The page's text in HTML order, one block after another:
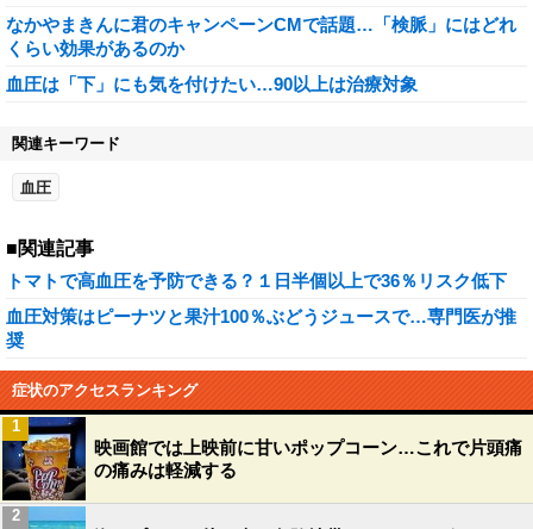
なかやまきんに君のキャンペーンCMで話題…「検脈」にはどれ
くらい効果があるのか
血圧は「下」にも気を付けたい…90以上は治療対象
関連キーワード
血圧
■関連記事
トマトで高血圧を予防できる？１日半個以上で36％リスク低下
血圧対策はピーナツと果汁100％ぶどうジュースで…専門医が推
奨
症状のアクセスランキング
映画館では上映前に甘いポップコーン…これで片頭痛
の痛みは軽減する
1
2